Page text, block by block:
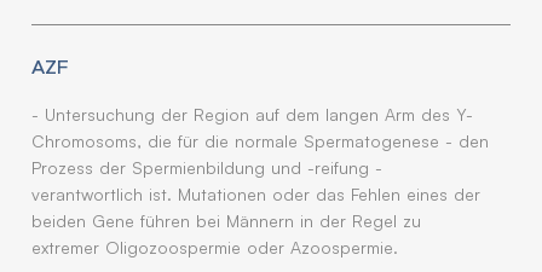
AZF
- Untersuchung der Region auf dem langen Arm des Y-
Chromosoms, die für die normale Spermatogenese - den
Prozess der Spermienbildung und -reifung -
verantwortlich ist. Mutationen oder das Fehlen eines der
beiden Gene führen bei Männern in der Regel zu
extremer Oligozoospermie oder Azoospermie.